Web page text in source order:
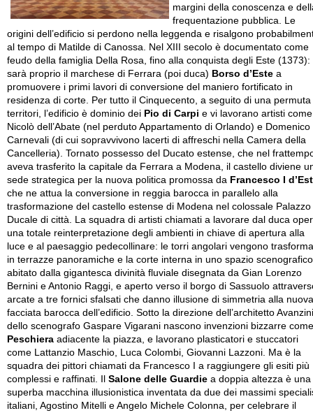
margini della conoscenza e
frequentazione pubblica. Le
origini dell’edificio si perdono nella leggenda e risalgono
al tempo di Matilde di Canossa. Nel XIII secolo è documentato come
feudo della famiglia Della Rosa, fino alla conquista degli Este (1373):
sarà proprio il marchese di Ferrara (poi duca) Borso d’Este a
promuovere i primi lavori di conversione del maniero fortificato in
residenza di corte. Per tutto il Cinquecento, a seguito di una permuta
territori, l’edificio è dominio dei Pio di Carpi e vi lavorano artisti come
Nicolò dell’Abate (nel perduto Appartamento di Orlando) e Domenico
Carnevali (di cui sopravvivono lacerti di affreschi nella Camera della
Cancelleria). Tornato possesso del Ducato estense, che nel
aveva trasferito la capitale da Ferrara a Modena, il castello diviene
sede strategica per la nuova politica promossa da Francesco I
che ne attua la conversione in reggia barocca in parallelo alla
trasformazione del castello estense di Modena nel colossale Palazzo
Ducale di città. La squadra di artisti chiamati a lavorare dal duca
una totale reinterpretazione degli ambienti in chiave di apertura alla
luce e al paesaggio pedecollinare: le torri angolari vengono
in terrazze panoramiche e la corte interna in uno spazio scenografico
abitato dalla gigantesca divinità fluviale disegnata da Gian Lorenzo
Bernini e Antonio Raggi, e aperto verso il borgo di Sassuolo
arcate a tre fornici sfalsati che danno illusione di simmetria alla nuova
facciata barocca dell’edificio. Sotto la direzione dell’architetto
dello scenografo Gaspare Vigarani nascono invenzioni bizzarre
Peschiera adiacente la piazza, e lavorano plasticatori e stuccatori
come Lattanzio Maschio, Luca Colombi, Giovanni Lazzoni. Ma è la
squadra dei pittori chiamati da Francesco I a raggiungere gli esiti più
complessi e raffinati. Il Salone delle Guardie a doppia altezza è una
superba macchina illusionistica inventata da due dei massimi
italiani, Agostino Mitelli e Angelo Michele Colonna, per celebrare il